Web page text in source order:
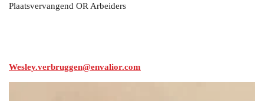
Plaatsvervangend OR Arbeiders
Wesley.verbruggen@envalior.com